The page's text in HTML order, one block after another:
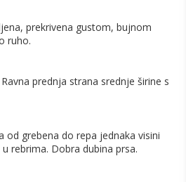
prekrivena gustom, bujnom
ruho.
prednja strana srednje širine s
od grebena do repa jednaka visini
rebrima. Dobra dubina prsa.